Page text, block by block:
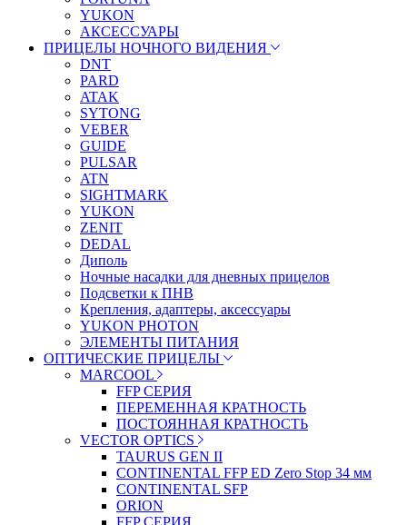
YUKON
АКСЕССУАРЫ
ПРИЦЕЛЫ НОЧНОГО ВИДЕНИЯ
DNT
PARD
ATAK
SYTONG
VEBER
GUIDE
PULSAR
ATN
SIGHTMARK
YUKON
ZENIT
DEDAL
Диполь
Ночные насадки для дневных прицелов
Подсветки к ПНВ
Крепления, адаптеры, аксессуары
YUKON PHOTON
ЭЛЕМЕНТЫ ПИТАНИЯ
ОПТИЧЕСКИЕ ПРИЦЕЛЫ
MARCOOL
FFP СЕРИЯ
ПЕРЕМЕННАЯ КРАТНОСТЬ
ПОСТОЯННАЯ КРАТНОСТЬ
VECTOR OPTICS
TAURUS GEN II
CONTINENTAL FFP ED Zero Stop 34 мм
CONTINENTAL SFP
ORION
FFP СЕРИЯ